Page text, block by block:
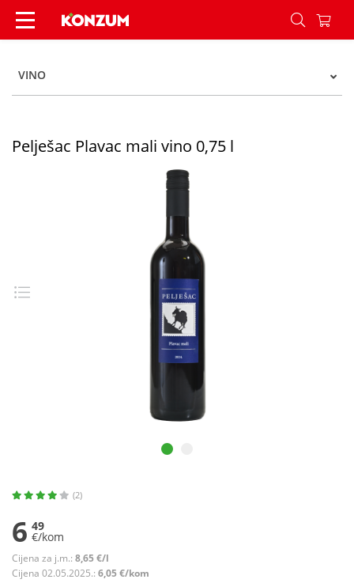
Pelješac Plavac mali vino 0,75 l - Konzum
VINO
Pelješac Plavac mali vino 0,75 l
(2)
6 49
€/kom
Cijena za j.m.: 8,65 €/l
Cijena 02.05.2025.: 6,05 €/kom